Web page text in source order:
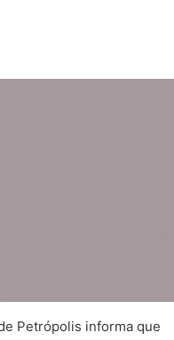
Petrópolis informa que